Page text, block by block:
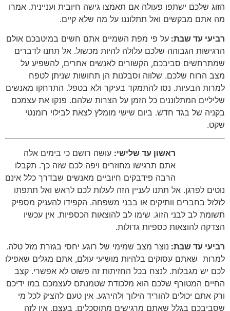
הזוג שלכם ישתפו פעולה אם תאמצו גישה חיובית ועניינית. אמרו
מה אתם מבקשים ואל תתלוננו על מה שלא קיים.
רביעי עד שבת: על פי מפת השמיים אתם חשים במיטבכם אולם
הרגישות הגבוהה שלכם עלולה להיות מכשול. אל תתנו לדברים
שמתרחשים סביבכם, הקשורים לאנשים אחרים, להשפיע על
מצב הרוח שלכם. שלווה וסבלנות הן תחושות שניתן לטפח
למרות הבעיות. נסו להתמקד בעיקר ולא בטפל. התרחקו מאנשים
שליליים המתלוננים כל הזמן על הצרות שלהם. פנקו את עצמכם
בקניה של בגד חדש. ביום שישי מומלץ לצאת לבילוי רומנטי
שקט.
ראשון עד שלישי: עושה רושם כי בימים אלה
אתם תרגישו מחוזרים ויפה לכם שזה כך. תקבלו
הרבה פידבקים חיוביים מאנשים שבדרך כלל אינם
נוטים לפרגן. אל תתנו לעניין הזה לעלות לכם לראש ואל תתפתו
לזלזל בחברים וותיקים או בבני משפחה. הקפידו להעניק מספיק
תשומת לב לבני הזוג. שימו לב להוצאות הכספיות. אין עכשיו
הצדקה להוצאות כספיות גדולות.
רביעי עד שבת: נוצר מצב שמימי של רוגע יחסי בגזרת מזל טלה.
למרות שאתם עסוקים בלהיות מושיעי עולם, אתם מגלים שאפילו
לכם יש מגבלות. לנצח בכל החזיתות זה פשוט לא אפשרי. קצב
החיים המטורף שלכם הוא מלכודת שטמנתם לעצמכם במו ידיכם
ורק אתם יכולים להוריד הילוך ולהירגע. אין טעם להציק לכל מי
שסביבכם בגלל שאתם מרגישים מתוסכלים. בעצם, אין לזה